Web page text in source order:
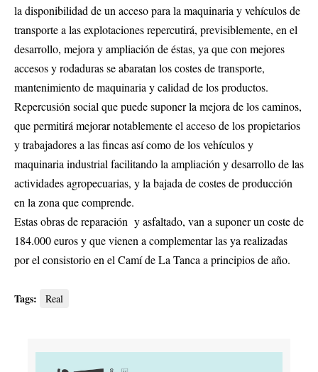
la disponibilidad de un acceso para la maquinaria y vehículos de
transporte a las explotaciones repercutirá, previsiblemente, en el
desarrollo, mejora y ampliación de éstas, ya que con mejores
accesos y rodaduras se abaratan los costes de transporte,
mantenimiento de maquinaria y calidad de los productos.
Repercusión social que puede suponer la mejora de los caminos,
que permitirá mejorar notablemente el acceso de los propietarios
y trabajadores a las fincas así como de los vehículos y
maquinaria industrial facilitando la ampliación y desarrollo de las
actividades agropecuarias, y la bajada de costes de producción
en la zona que comprende.
Estas obras de reparación y asfaltado, van a suponer un coste de
184.000 euros y que vienen a complementar las ya realizadas
por el consistorio en el Camí de La Tanca a principios de año.
Tags: Real